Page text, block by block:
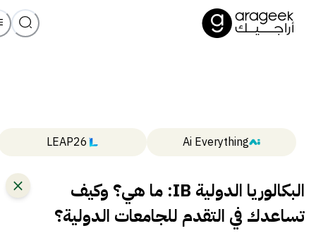
Ai Everything
LEAP26
البكالوريا الدولية IB: ما هي؟ وكيف
تساعدك في التقدم للجامعات الدولية؟